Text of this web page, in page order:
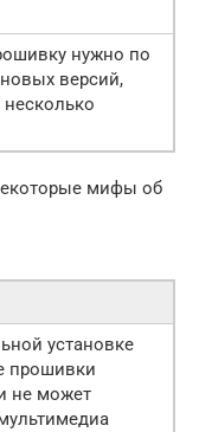
нужно по
версий,
мифы об
установке
прошивки
не может